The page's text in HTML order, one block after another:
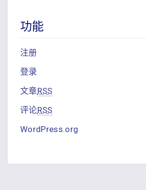
功能
注册
登录
文章RSS
评论RSS
WordPress.org